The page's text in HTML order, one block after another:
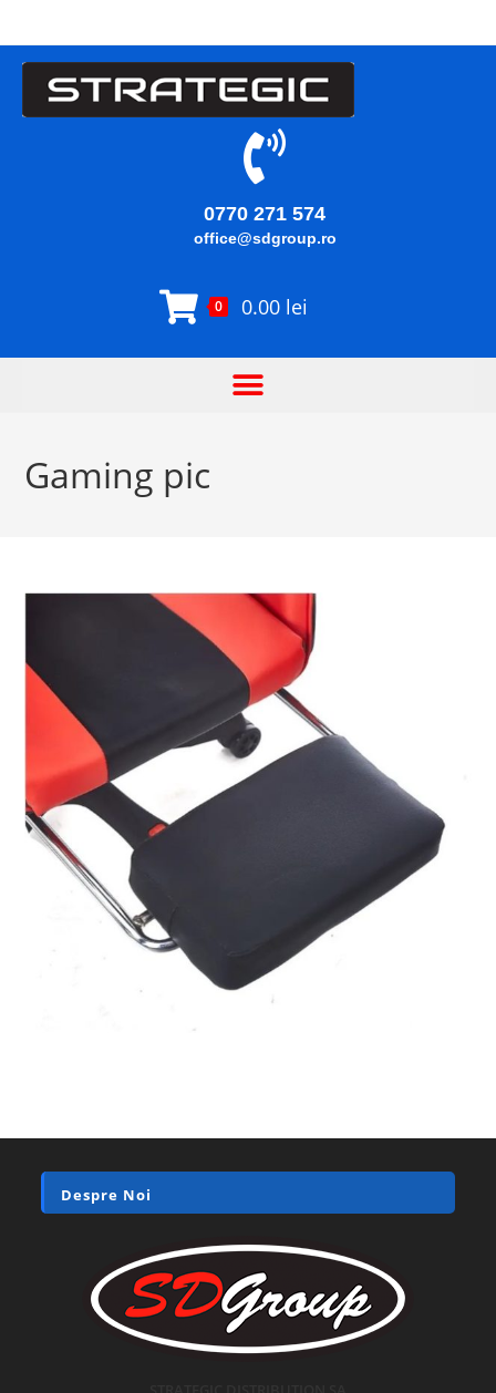
0770 271 574
office@sdgroup.ro
0 0.00 lei
Gaming pic
Despre Noi